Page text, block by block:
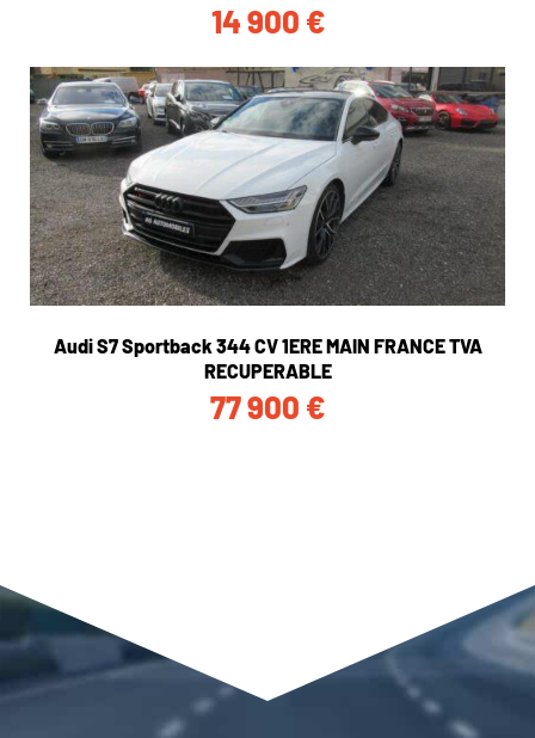
14 900 €
Audi S7 Sportback 344 CV 1ERE MAIN FRANCE TVA
RECUPERABLE
77 900 €